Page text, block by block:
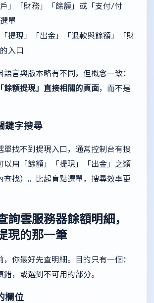
」「財務」「餘額」或「支付/付
單
提現」「出金」「退款與餘額」「財
入口
語言與版本略有不同，但概念一致：
餘額提現」直接相關的頁面，而不是
鍵字搜尋
單找不到提現入口，通常控制台有搜
以用「餘額」「提現」「出金」之類
查找）。比起盲點選單，搜尋效率更
詢雲服務器餘額明細，
現的那一筆
，你最好先查明細。目的只有一個：
錯，或選到不可用的部分。
欄位